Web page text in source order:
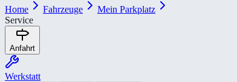
Home
Fahrzeuge
Mein Parkplatz
Service
Anfahrt
Werkstatt